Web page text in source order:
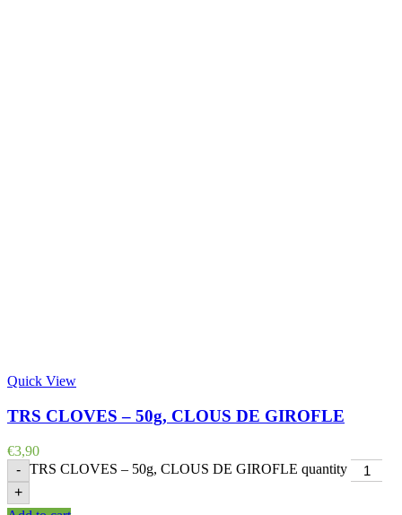
Quick View
TRS CLOVES – 50g, CLOUS DE GIROFLE
€3,90
- TRS CLOVES – 50g, CLOUS DE GIROFLE quantity
+